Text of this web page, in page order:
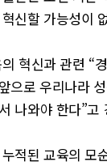
신할 가능성이
혁신과 관련 “
으로 우리나라
나와야 한다”고
적된 교육의 모